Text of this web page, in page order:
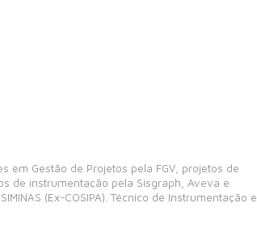
em Gestão de Projetos pela FGV, projetos de
de instrumentação pela Sisgraph, Aveva e
(Ex-COSIPA). Técnico de Instrumentação e